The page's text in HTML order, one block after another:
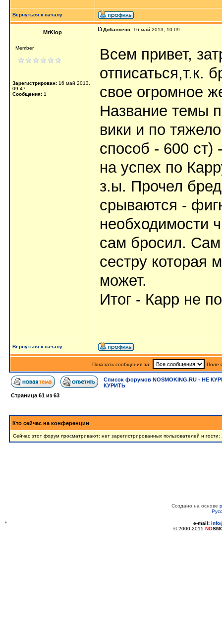
Вернуться к началу
MrKlop Добавлено: 16 май 2013, 10:09
Member
Зарегистрирован: 16 май 2013,
09:47
Сообщения: 1
Всем привет,
отписаться,т.к.
свое огромное
Название темы
вики и по
способ - 600
на успех по
з.ы. Прочел
срываются -
необходимости
сам бросил.
сестру которая
может.
Итог - Карр не
Вернуться к началу
Показать сообщения за: Поле
Список форумов NOSMOKING.RU - НЕ
КУРИТЬ
Страница 61 из 63
Кто сейчас на конференции
Сейчас этот форум просматривают: нет зарегистрированных пользователей и гости:
Создано на основе
* e-mail:
© 2000-2015 NO